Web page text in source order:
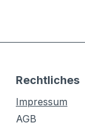
Rechtliches
Impressum
AGB